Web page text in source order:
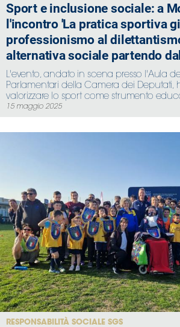
Sport e inclusione sociale: a
l'incontro 'La pratica sportiva
professionismo al
alternativa sociale partendo
L'evento, andato in scena presso l'Aula
Parlamentari della Camera dei Deputati,
valorizzare lo sport come strumento
15 maggio 2025
RESPONSABILITÀ SOCIALE SGS